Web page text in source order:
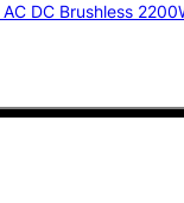
DC Brushless